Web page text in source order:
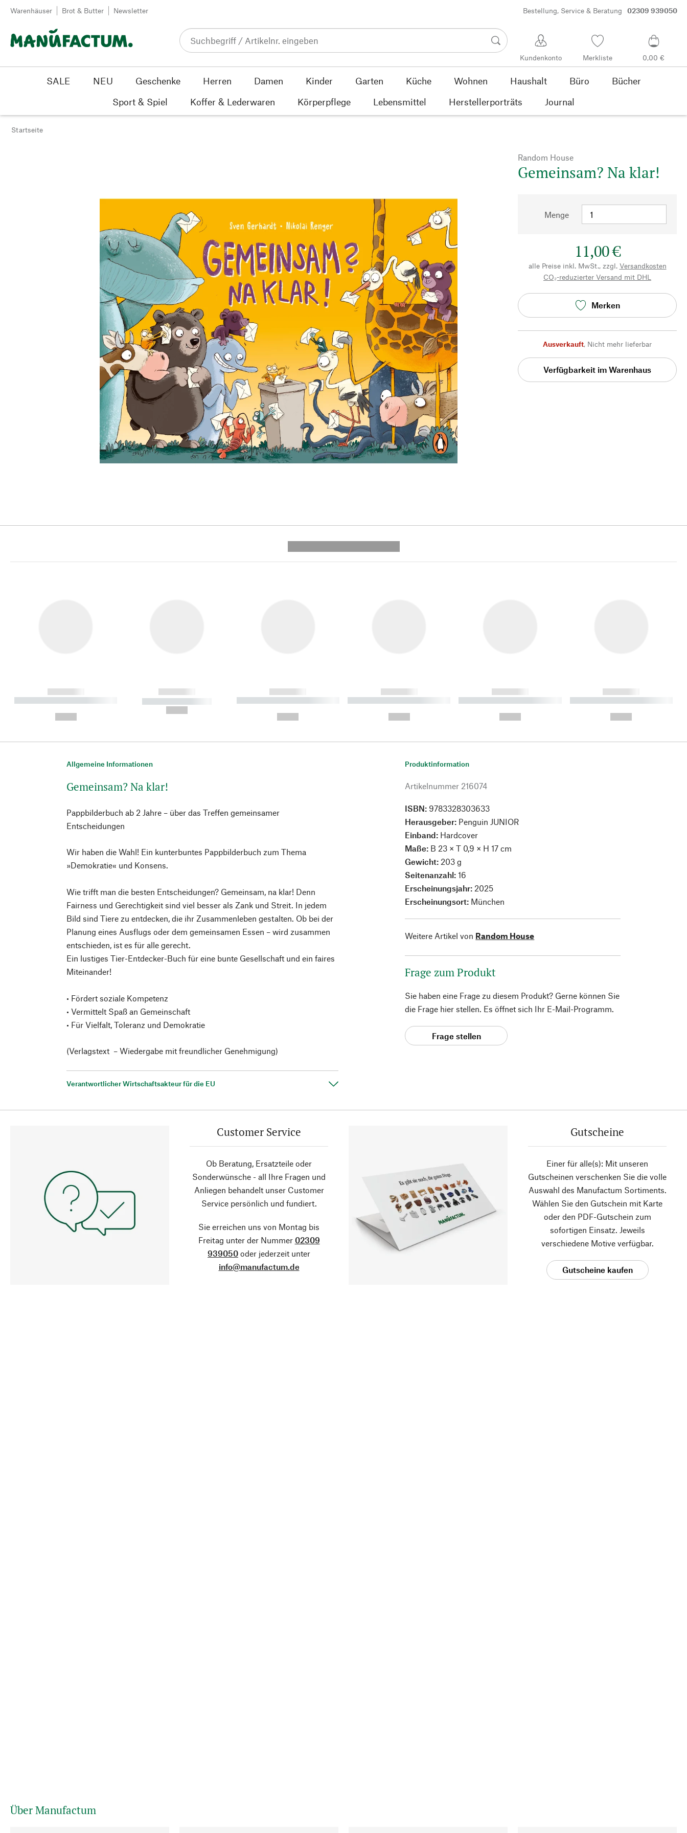
Zum Inhalt springen
Warenhäuser Brot & Butter Newsletter Bestellung, Service & Beratung 02309 939050
Kundenkonto Merkliste 0,00 €
SALE NEU Geschenke Herren Damen Kinder Garten Küche Wohnen Haushalt Büro
Bücher
Sport & Spiel
Koffer & Lederwaren Körperpflege Lebensmittel Herstellerporträts Journal
Startseite
Random House
Gemeinsam? Na klar!
Menge
11,00 €
alle Preise inkl. MwSt., zzgl. Versandkosten
CO₂-reduzierter Versand mit DHL
Merken
Ausverkauft, Nicht mehr lieferbar
Verfügbarkeit im Warenhaus
------------
----------- ----------- ----------
------------
----------- -----------
------------
----------- ----------- ----------
------------
----------- ----------- ----------
------------
----------- ----------- ----------
------------
----------- ----------- ----------
Allgemeine Informationen
Gemeinsam? Na klar!
Pappbilderbuch ab 2 Jahre – über das Treffen gemeinsamer
Entscheidungen
Wir haben die Wahl! Ein kunterbuntes Pappbilderbuch zum Thema
»Demokratie« und Konsens.
Wie trifft man die besten Entscheidungen? Gemeinsam, na klar! Denn
Fairness und Gerechtigkeit sind viel besser als Zank und Streit. In jedem
Bild sind Tiere zu entdecken, die ihr Zusammenleben gestalten. Ob bei der
Planung eines Ausflugs oder dem gemeinsamen Essen – wird zusammen
entschieden, ist es für alle gerecht.
Ein lustiges Tier-Entdecker-Buch für eine bunte Gesellschaft und ein faires
Miteinander!
• Fördert soziale Kompetenz
• Vermittelt Spaß an Gemeinschaft
• Für Vielfalt, Toleranz und Demokratie
(Verlagstext – Wiedergabe mit freundlicher Genehmigung)
Verantwortlicher Wirtschaftsakteur für die EU
Produktinformation
Artikelnummer 216074
ISBN: 9783328303633
Herausgeber: Penguin JUNIOR
Einband: Hardcover
Maße: B 23 × T 0,9 × H 17 cm
Gewicht: 203 g
Seitenanzahl:16
Erscheinungsjahr: 2025
Erscheinungsort: München
Weitere Artikel von Random House
Frage zum Produkt
Sie haben eine Frage zu diesem Produkt? Gerne können Sie
die Frage hier stellen. Es öffnet sich Ihr E-Mail-Programm.
Frage stellen
Customer Service
Ob Beratung, Ersatzteile oder
Sonderwünsche - all Ihre Fragen und
Anliegen behandelt unser Customer
Service persönlich und fundiert.
Sie erreichen uns von Montag bis
Freitag unter der Nummer 02309
939050 oder jederzeit unter
info@manufactum.de
Gutscheine
Einer für alle(s): Mit unseren
Gutscheinen verschenken Sie die volle
Auswahl des Manufactum Sortiments.
Wählen Sie den Gutschein mit Karte
oder den PDF-Gutschein zum
sofortigen Einsatz. Jeweils
verschiedene Motive verfügbar.
Gutscheine kaufen
Über Manufactum